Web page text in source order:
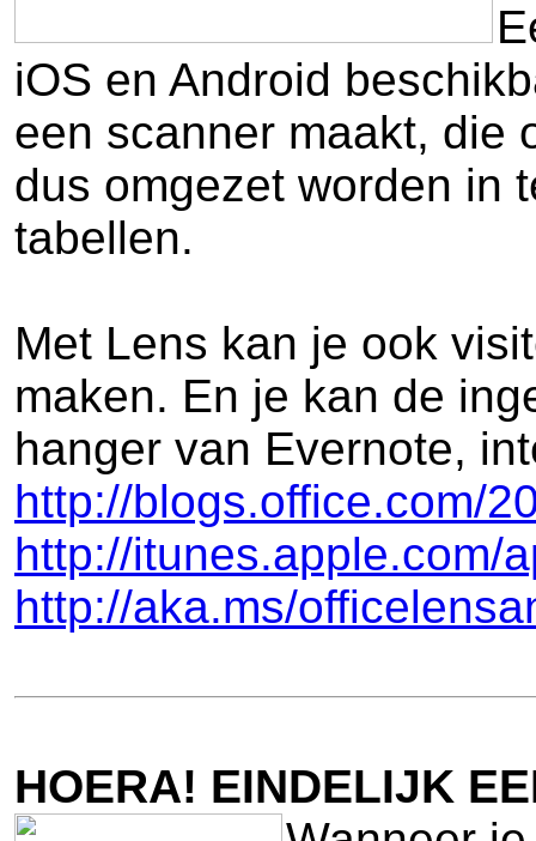
iOS en Android
een scanner maakt, die
dus omgezet worden in
tabellen.
Met Lens kan je ook
maken. En je kan de
hanger van Evernote,
http://blogs.office.com/
http://itunes.apple.com/
http://aka.ms/
HOERA! EINDELIJK